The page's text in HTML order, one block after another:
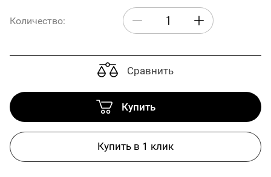
Количество:
Сравнить
Купить
Купить в 1 клик